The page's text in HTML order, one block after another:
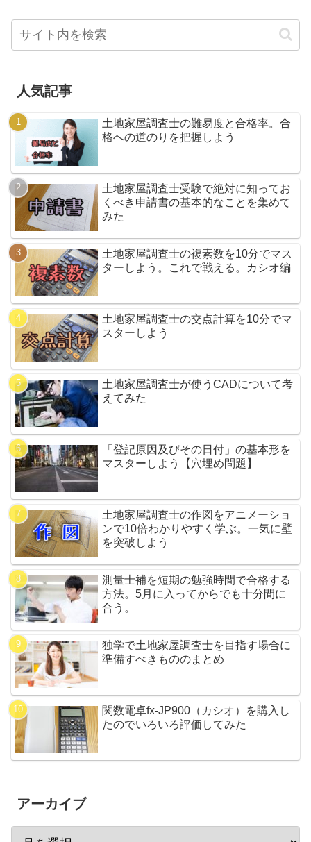
人気記事
土地家屋調査士の難易度と合格率。合
格への道のりを把握しよう
土地家屋調査士受験で絶対に知ってお
くべき申請書の基本的なことを集めて
みた
土地家屋調査士の複素数を10分でマス
ターしよう。これで戦える。カシオ編
土地家屋調査士の交点計算を10分でマ
スターしよう
土地家屋調査士が使うCADについて考
えてみた
「登記原因及びその日付」の基本形を
マスターしよう【穴埋め問題】
土地家屋調査士の作図をアニメーショ
ンで10倍わかりやすく学ぶ。一気に壁
を突破しよう
測量士補を短期の勉強時間で合格する
方法。5月に入ってからでも十分間に
合う。
独学で土地家屋調査士を目指す場合に
準備すべきもののまとめ
関数電卓fx-JP900（カシオ）を購入し
たのでいろいろ評価してみた
アーカイブ